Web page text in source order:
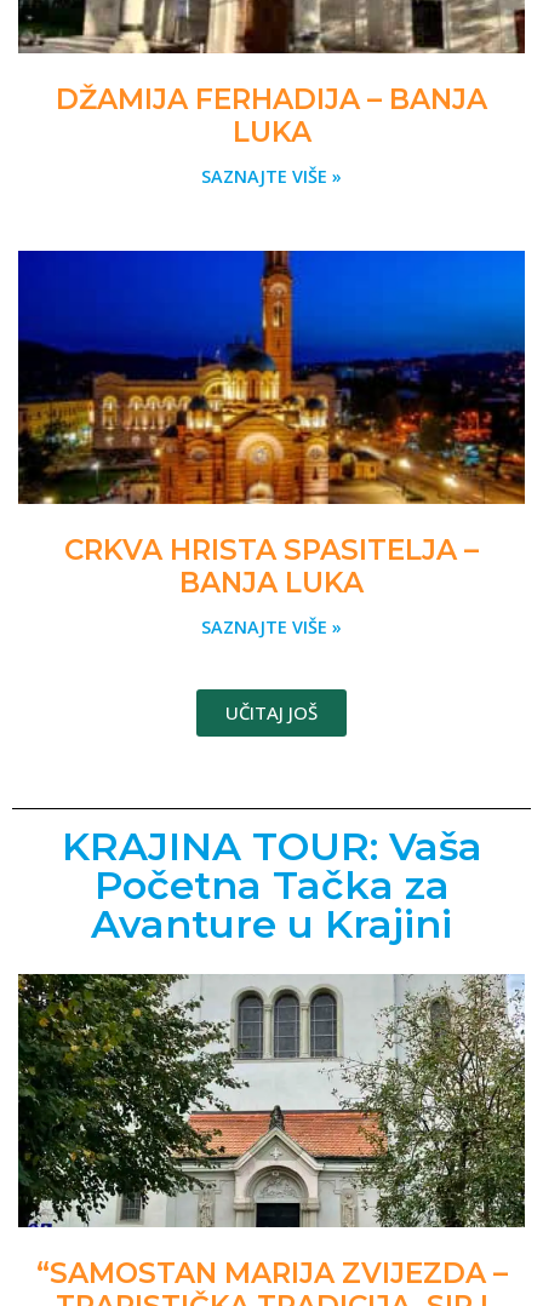
DŽAMIJA FERHADIJA – BANJA
LUKA
SAZNAJTE VIŠE »
CRKVA HRISTA SPASITELJA –
BANJA LUKA
SAZNAJTE VIŠE »
UČITAJ JOŠ
KRAJINA TOUR: Vaša
Početna Tačka za
Avanture u Krajini
“SAMOSTAN MARIJA ZVIJEZDA –